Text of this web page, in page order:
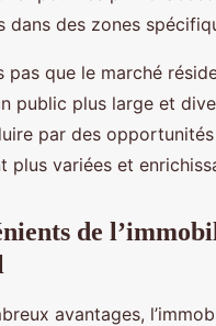
dans des zones
pas que le marché
public plus large et
par des opportunités
plus variées et
de
avantages,